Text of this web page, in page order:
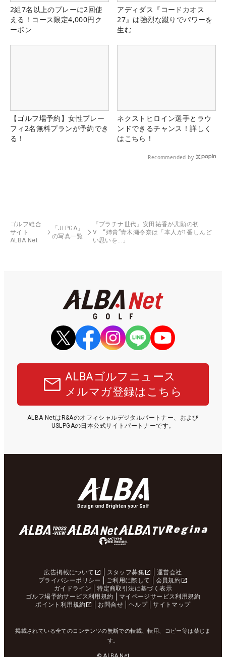
2組7名以上のプレーに2回使
える！コース限定4,000円ク
ーポン
アディダス『コードカオス
27』は強烈な蹴りでパワーを
生む
【ゴルフ場予約】女性プレー
フィ2名無料プランが予約でき
る！
ネクストヒロイン選手とラウ
ンドできるチャンス！詳しく
はこちら！
Recommended by
ゴルフ総合
サイト
ALBA Net
「JLPGA」
の写真一覧
『プラチナ世代』安田祐香が悲願の初
V “姉貴”青木瀬令奈は「本人が1番しんど
い思いを…」
ALBAゴルフニュース
メルマガ登録はこちら
ALBA NetはR&Aのオフィシャルデジタルパートナー、および
USLPGAの日本公式サイトパートナーです。
広告掲載について スタッフ募集
運営会社
プライバシーポリシー
ご利用に際して
会員規約
ガイドライン
特定商取引法に基づく表示
ゴルフ場予約サービス利用規約
マイページサービス利用規約
ポイント利用規約
お問合せ ヘルプ サイトマップ
掲載されている全てのコンテンツの無断での転載、転用、コピー等は禁じま
す。